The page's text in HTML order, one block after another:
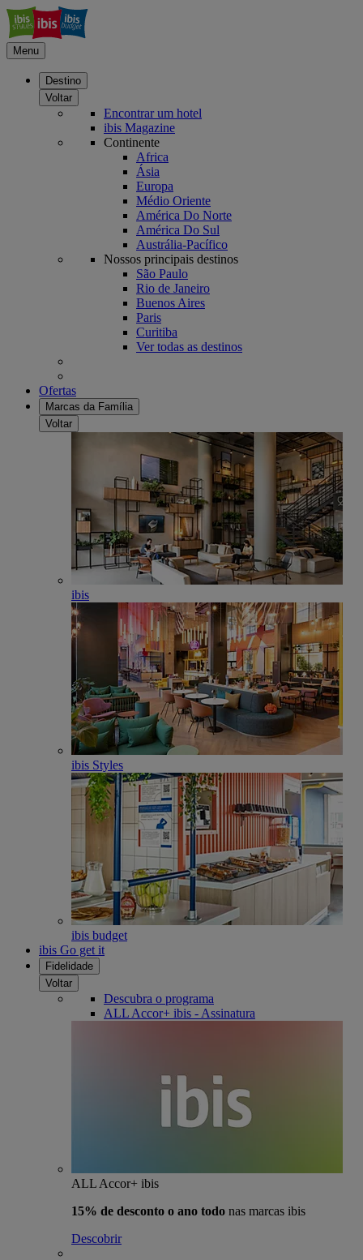
Menu
Destino
Voltar
Encontrar um hotel
ibis Magazine
Continente
Africa
Ásia
Europa
Médio Oriente
América Do Norte
América Do Sul
Austrália-Pacífico
Nossos principais destinos
São Paulo
Rio de Janeiro
Buenos Aires
Paris
Curitiba
Ver todas as destinos
Ofertas
Marcas da Família
Voltar
ibis
ibis Styles
ibis budget
ibis Go get it
Fidelidade
Voltar
Descubra o programa
ALL Accor+ ibis - Assinatura
ALL Accor+ ibis
15% de desconto o ano todo nas marcas ibis
Descobrir